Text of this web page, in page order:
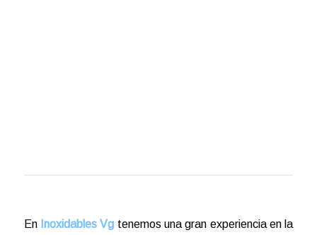
En Inoxidables Vg tenemos una gran experiencia en la